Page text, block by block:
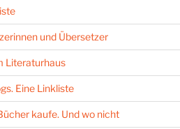
und Übersetzer
Literaturhaus
Eine Linkliste
kaufe. Und wo nicht